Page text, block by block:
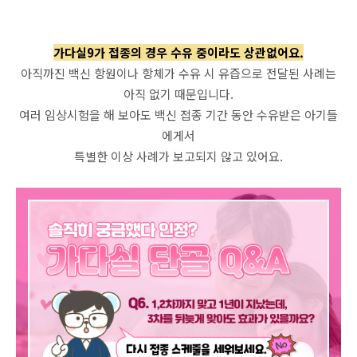
가다실9가 접종의 경우 수유 중이라도 상관없어요.
아직까진 백신 항원이나 항체가 수유 시 유즙으로 전달된 사례는
아직 없기 때문입니다.
여러 임상시험을 해 보아도 백신 접종 기간 동안 수유받은 아기들
에게서
특별한 이상 사례가 보고되지 않고 있어요.